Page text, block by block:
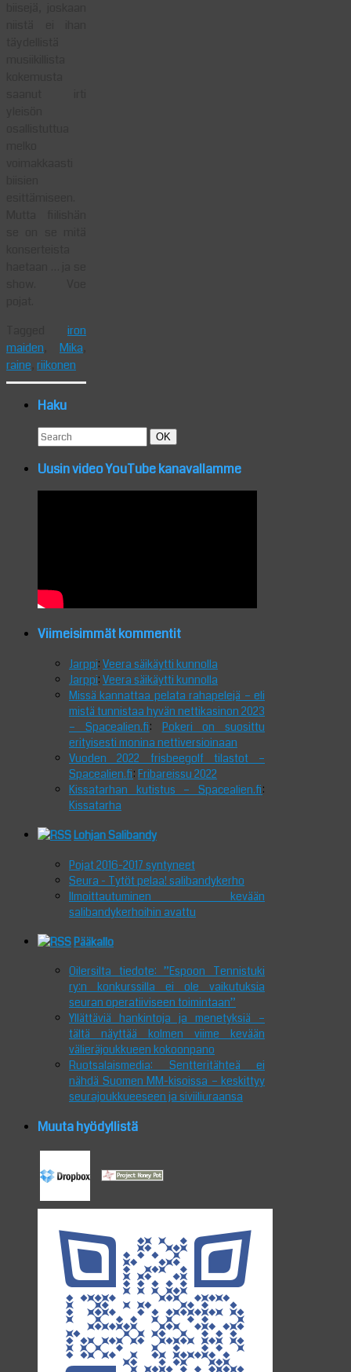
iron
maiden
Mika
raine riikonen
Haku
Search
for:
Search
OK
Uusin video YouTube kanavallamme
Viimeisimmät kommentit
Jarppi: Veera säikäytti kunnolla
Jarppi: Veera säikäytti kunnolla
Missä kannattaa pelata rahapelejä – eli
mistä tunnistaa hyvän nettikasinon 2023
– Spacealien.fi: Pokeri on suosittu
erityisesti monina nettiversioinaan
Vuoden 2022 frisbeegolf tilastot –
Spacealien.fi: Fribareissu 2022
Kissatarhan kutistus – Spacealien.fi:
Kissatarha
Lohjan Salibandy
Pojat 2016-2017 syntyneet
Seura - Tytöt pelaa! salibandykerho
Ilmoittautuminen kevään
salibandykerhoihin avattu
Pääkallo
Oilersilta tiedote: ”Espoon Tennistuki
ry:n konkurssilla ei ole vaikutuksia
seuran operatiiviseen toimintaan”
Yllättäviä hankintoja ja menetyksiä –
tältä näyttää kolmen viime kevään
välieräjoukkueen kokoonpano
Ruotsalaismedia: Sentteritähteä ei
nähdä Suomen MM-kisoissa – keskittyy
seurajoukkueeseen ja siviiliuraansa
Muuta hyödyllistä